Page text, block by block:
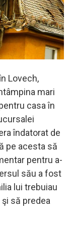
Lovech,
mari
casa în
îndatorat de
pe acesta să
pentru a-
său a fost
lui trebuiau
să predea